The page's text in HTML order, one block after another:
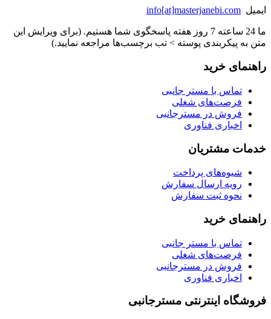
ایمیل info[at]masterjanebi.com
ما 24 ساعته 7 روز هفته پاسخگوی شما هستیم. (برای ویرایش این
متن به پیکربندی پوسته > تب برچسب‌ها مراجعه نمایید.)
راهنمای خرید
تماس با مستر جانبی
فرصت‌های شغلی
فروش در مسترجانبی
اخباری فناوری
خدمات مشتریان
شیوه‌های پرداخت
رویه ارسال سفارش
نحوه ثبت سفارش
راهنمای خرید
تماس با مستر جانبی
فرصت‌های شغلی
فروش در مسترجانبی
اخباری فناوری
فروشگاه اینترنتی مسترجانبی